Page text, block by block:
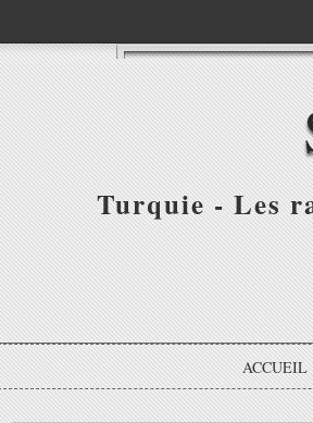
Turquie - Les
ACCUEIL